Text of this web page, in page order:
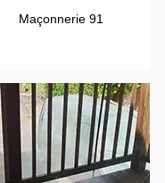
Maçonnerie 91